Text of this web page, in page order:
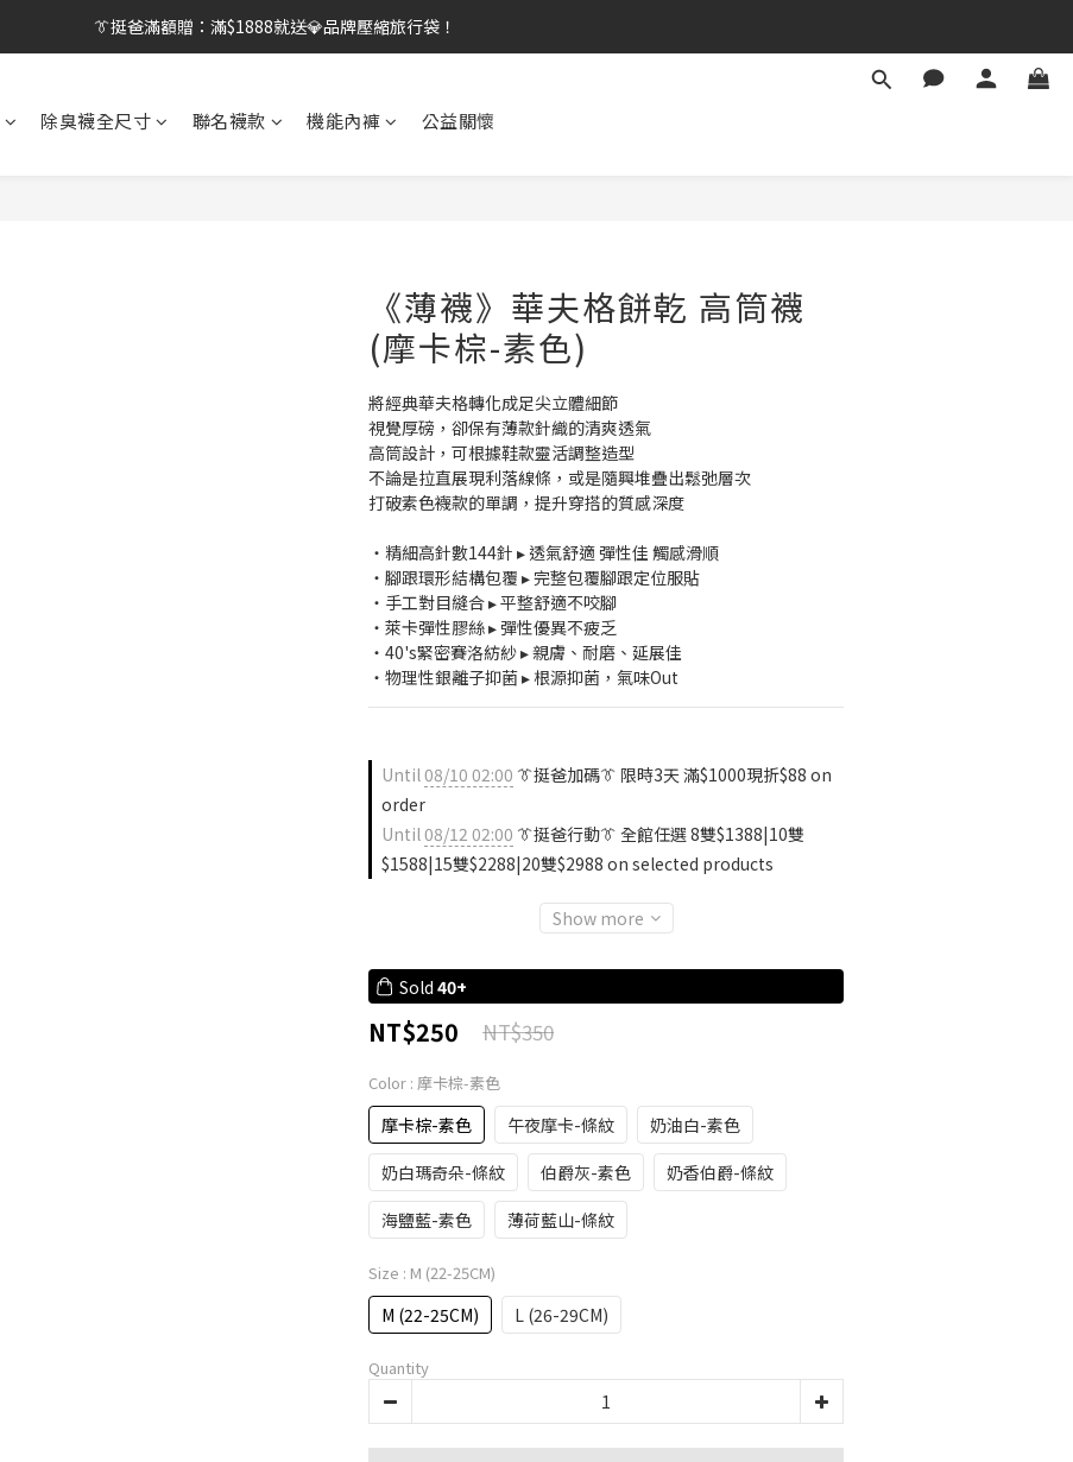
👔挺爸行動：全館襪款【最低$149起】✨立即下單！
【刷卡/電子支付限定】下單送✨WARX品牌質感杯袋！
除臭襪全尺寸 聯名襪款 機能內褲 公益關懷
《薄襪》華夫格餅乾 高筒襪
(摩卡棕-素色)
將經典華夫格轉化成足尖立體細節
視覺厚磅，卻保有薄款針織的清爽透氣
高筒設計，可根據鞋款靈活調整造型
不論是拉直展現利落線條，或是隨興堆疊出鬆弛層次
打破素色襪款的單調，提升穿搭的質感深度
・精細高針數144針 ▸ 透氣舒適 彈性佳 觸感滑順
・腳跟環形結構包覆 ▸ 完整包覆腳跟定位服貼
・手工對目縫合 ▸ 平整舒適不咬腳
・萊卡彈性膠絲 ▸ 彈性優異不疲乏
・40's緊密賽洛紡紗 ▸ 親膚、耐磨、延展佳
・物理性銀離子抑菌 ▸ 根源抑菌，氣味Out
Until08/10 02:00 👔挺爸加碼👔 限時3天 滿$1000現折$88 on
order
Until08/12 02:00 👔挺爸行動👔 全館任選 8雙$1388|10雙
$1588|15雙$2288|20雙$2988 on selected products
Show more
Sold 40+
NT$250 NT$350
Color : 摩卡棕-素色
摩卡棕-素色 午夜摩卡-條紋
奶油白-素色
奶白瑪奇朵-條紋
伯爵灰-素色
奶香伯爵-條紋
海鹽藍-素色
薄荷藍山-條紋
Size : M (22-25CM)
M (22-25CM) L (26-29CM)
Quantity